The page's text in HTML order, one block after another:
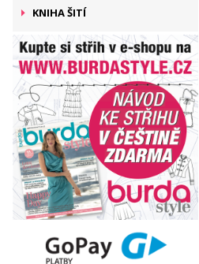
KNIHA ŠITÍ